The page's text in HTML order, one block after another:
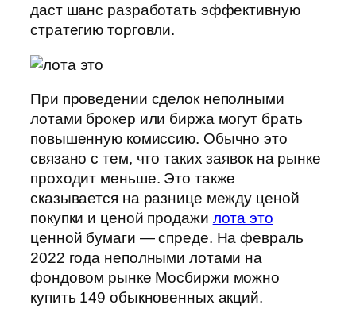
даст шанс разработать эффективную
стратегию торговли.
При проведении сделок неполными
лотами брокер или биржа могут брать
повышенную комиссию. Обычно это
связано с тем, что таких заявок на рынке
проходит меньше. Это также
сказывается на разнице между ценой
покупки и ценой продажи лота это
ценной бумаги — спреде. На февраль
2022 года неполными лотами на
фондовом рынке Мосбиржи можно
купить 149 обыкновенных акций.